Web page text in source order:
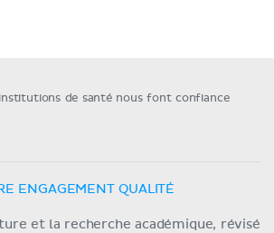
de santé nous font confiance
ENGAGEMENT QUALITÉ
et la recherche académique, révisé